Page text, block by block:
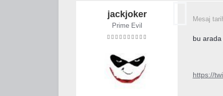
jackjoker
Prime Evil
Mesaj
bu arada
https://